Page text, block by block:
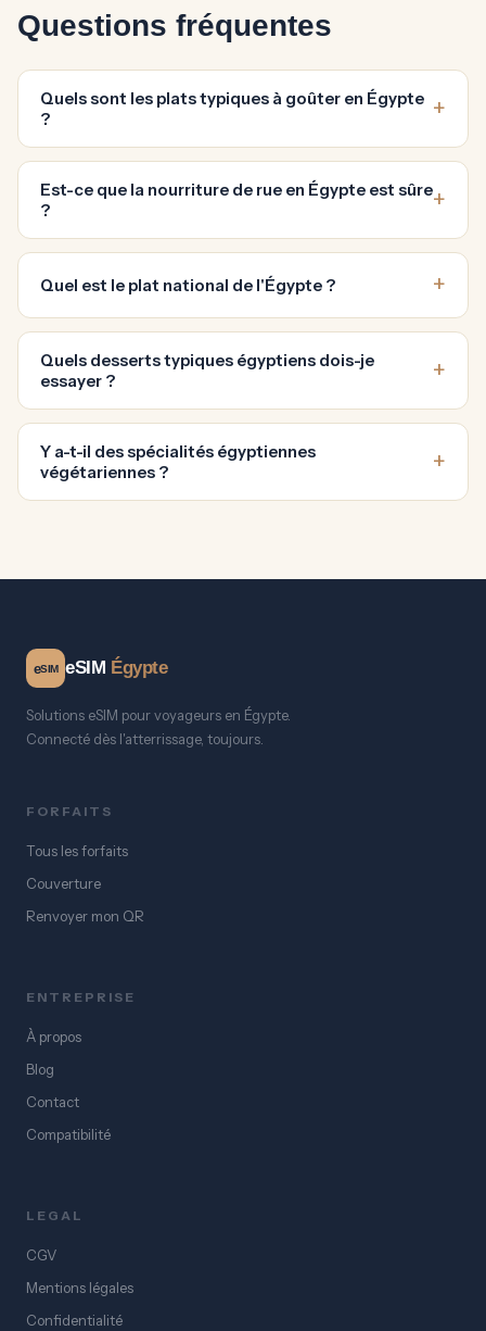
Questions fréquentes
Quels sont les plats typiques à goûter en Égypte
?
Est-ce que la nourriture de rue en Égypte est sûre
?
Quel est le plat national de l'Égypte ?
Quels desserts typiques égyptiens dois-je
essayer ?
Y a-t-il des spécialités égyptiennes
végétariennes ?
eSIM eSIM Égypte
Solutions eSIM pour voyageurs en Égypte.
Connecté dès l'atterrissage, toujours.
FORFAITS
Tous les forfaits
Couverture
Renvoyer mon QR
ENTREPRISE
À propos
Blog
Contact
Compatibilité
LEGAL
CGV
Mentions légales
Confidentialité